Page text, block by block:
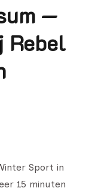
—
Rebel
Sport in
15 minuten